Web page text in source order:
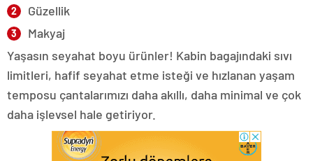
Güzellik
Makyaj
Yaşasın seyahat boyu ürünler! Kabin bagajındaki sıvı
limitleri, hafif seyahat etme isteği ve hızlanan yaşam
temposu çantalarımızı daha akıllı, daha minimal ve çok
daha işlevsel hale getiriyor.